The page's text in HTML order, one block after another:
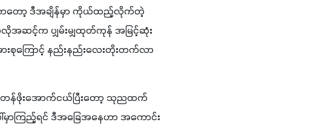
ကတော့ ဒီအချိန်မှာ ကိုယ်ထည့်လိုက်တဲ့
လိုအဆင့်က ပျှမ်းမျှထုတ်ကုန် အမြင့်ဆုံး
စုကြောင့် နည်းနည်းလေးတိုးတက်လာ
န်ဖိုးအောက်ငယ်ပြီးတော့ သုညထက်
ာကြည့်ရင် ဒီအခြေအနေဟာ အကောင်း